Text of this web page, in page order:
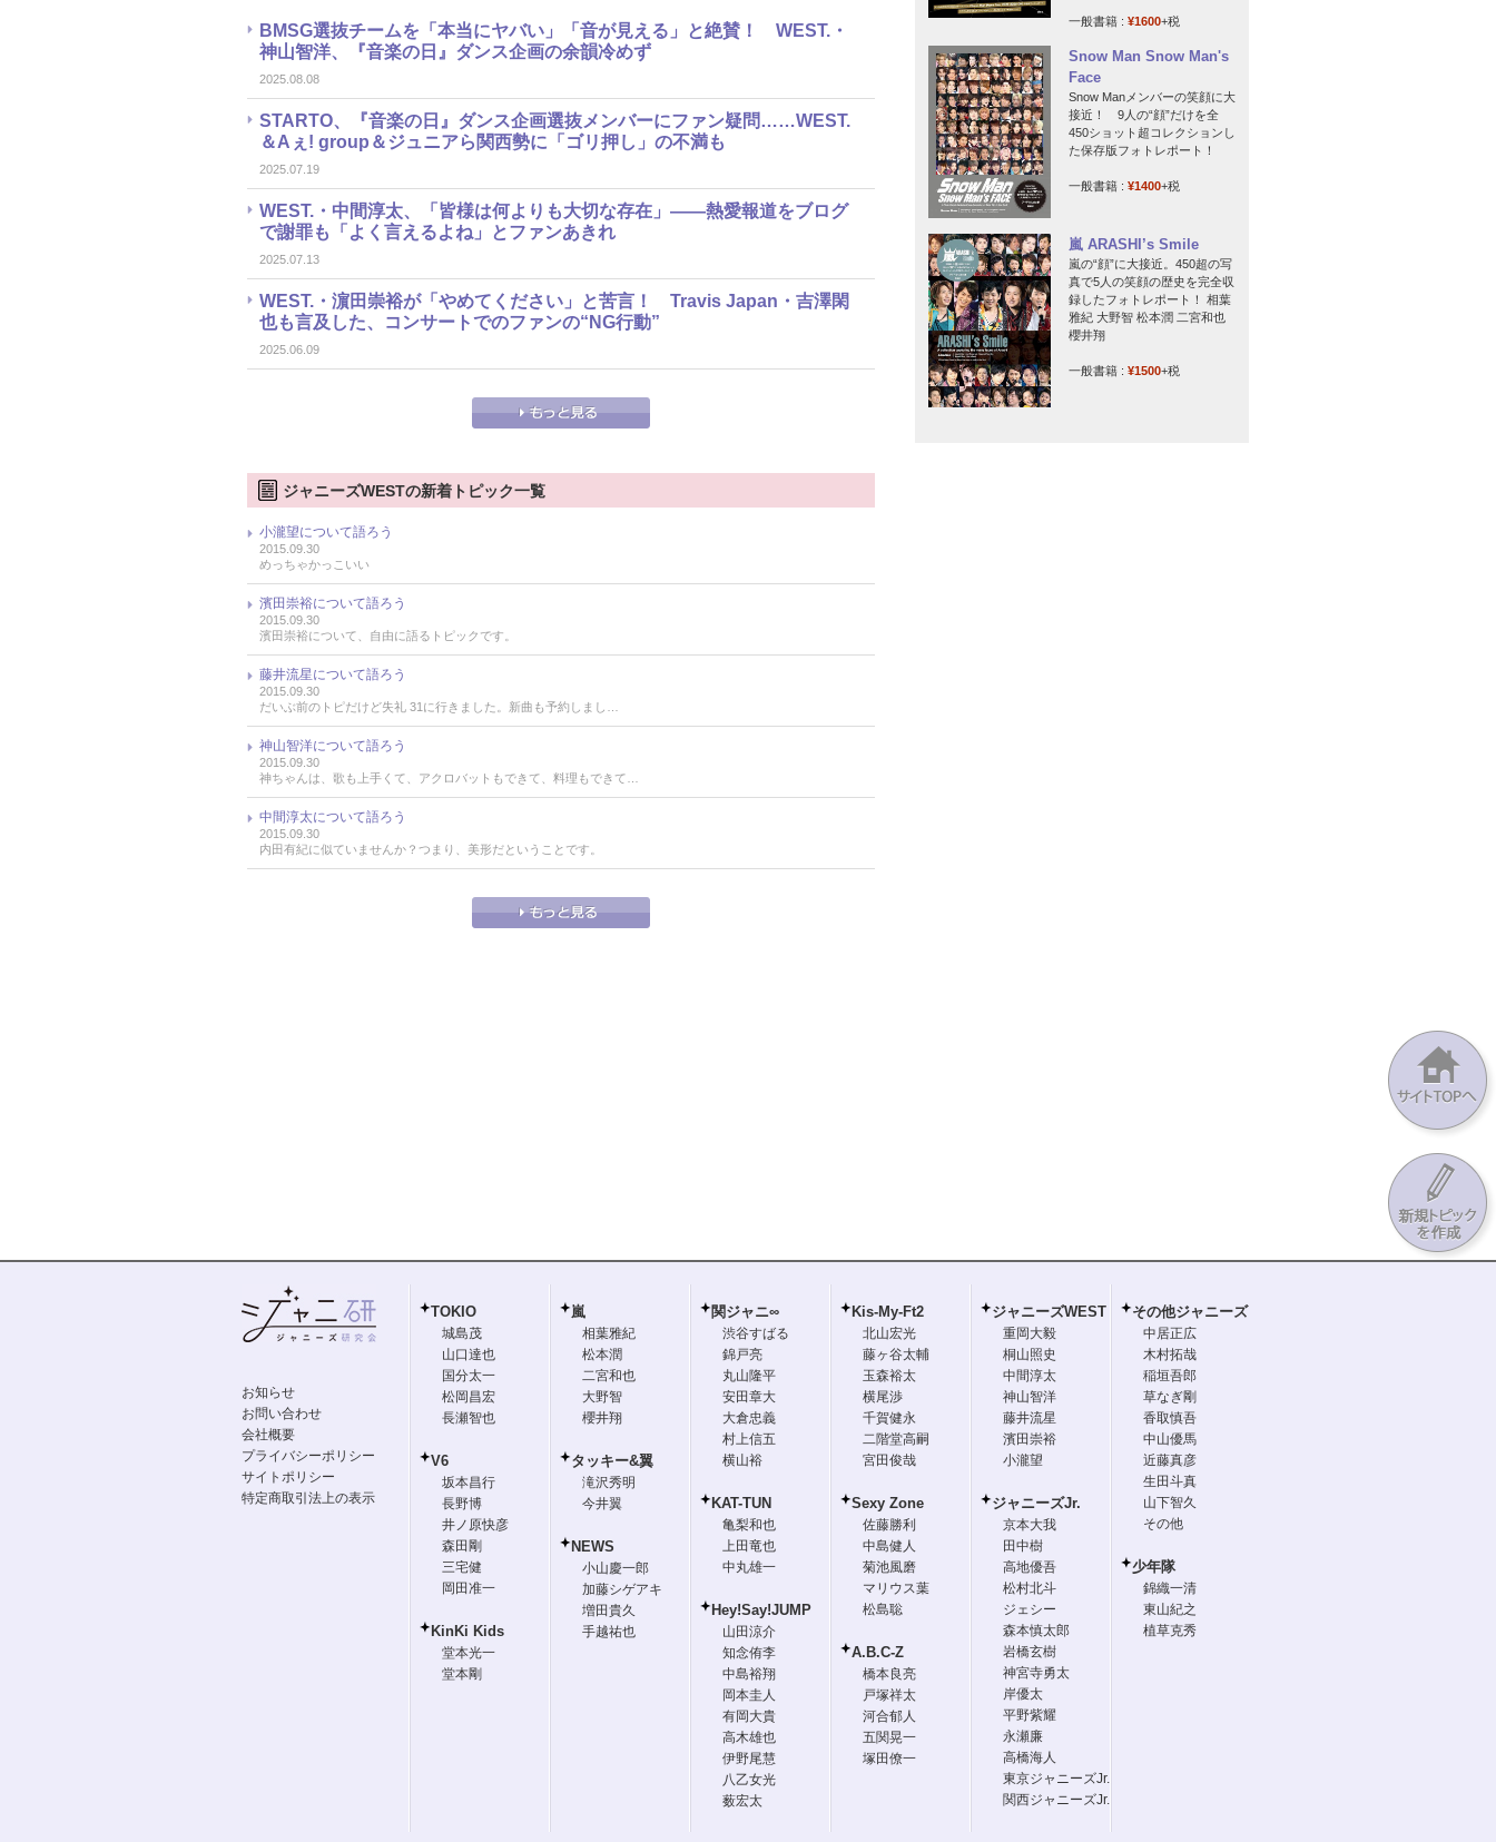
BMSG選抜チームを「本当にヤバい」「音が見える」と絶賛！ WEST.・
神山智洋、『音楽の日』ダンス企画の余韻冷めず
2025.08.08
STARTO、『音楽の日』ダンス企画選抜メンバーにファン疑問……WEST.
＆Aぇ! group＆ジュニアら関西勢に「ゴリ押し」の不満も
2025.07.19
WEST.・中間淳太、「皆様は何よりも大切な存在」――熱愛報道をブログ
で謝罪も「よく言えるよね」とファンあきれ
2025.07.13
WEST.・濵田崇裕が「やめてください」と苦言！ Travis Japan・吉澤閑
也も言及した、コンサートでのファンの“NG行動”
2025.06.09
ジャニーズWESTの新着トピック一覧
小瀧望について語ろう
2015.09.30
めっちゃかっこいい
濱田崇裕について語ろう
2015.09.30
濱田崇裕について、自由に語るトピックです。
藤井流星について語ろう
2015.09.30
だいぶ前のトピだけど失礼 31に行きました。新曲も予約しまし…
神山智洋について語ろう
2015.09.30
神ちゃんは、歌も上手くて、アクロバットもできて、料理もできて…
中間淳太について語ろう
2015.09.30
内田有紀に似ていませんか？つまり、美形だということです。
一般書籍 : ¥1600+税
Snow Man Snow Man's
Face
Snow Manメンバーの笑顔に大
接近！ 9人の“顔”だけを全
450ショット超コレクションし
た保存版フォトレポート！
一般書籍 : ¥1400+税
嵐 ARASHI’s Smile
嵐の“顔”に大接近。450超の写
真で5人の笑顔の歴史を完全収
録したフォトレポート！ 相葉
雅紀 大野智 松本潤 二宮和也
櫻井翔
一般書籍 : ¥1500+税
お知らせ
お問い合わせ
会社概要
プライバシーポリシー
サイトポリシー
特定商取引法上の表示
TOKIO
城島茂
山口達也
国分太一
松岡昌宏
長瀬智也
V6
坂本昌行
長野博
井ノ原快彦
森田剛
三宅健
岡田准一
KinKi Kids
堂本光一
堂本剛
嵐
相葉雅紀
松本潤
二宮和也
大野智
櫻井翔
タッキー&翼
滝沢秀明
今井翼
NEWS
小山慶一郎
加藤シゲアキ
増田貴久
手越祐也
関ジャニ∞
渋谷すばる
錦戸亮
丸山隆平
安田章大
大倉忠義
村上信五
横山裕
KAT-TUN
亀梨和也
上田竜也
中丸雄一
Hey!Say!JUMP
山田涼介
知念侑李
中島裕翔
岡本圭人
有岡大貴
高木雄也
伊野尾慧
八乙女光
薮宏太
Kis-My-Ft2
北山宏光
藤ヶ谷太輔
玉森裕太
横尾渉
千賀健永
二階堂高嗣
宮田俊哉
Sexy Zone
佐藤勝利
中島健人
菊池風磨
マリウス葉
松島聡
A.B.C-Z
橋本良亮
戸塚祥太
河合郁人
五関晃一
塚田僚一
ジャニーズWEST
重岡大毅
桐山照史
中間淳太
神山智洋
藤井流星
濱田崇裕
小瀧望
ジャニーズJr.
京本大我
田中樹
高地優吾
松村北斗
ジェシー
森本慎太郎
岩橋玄樹
神宮寺勇太
岸優太
平野紫耀
永瀬廉
高橋海人
東京ジャニーズJr.
関西ジャニーズJr.
その他ジャニーズ
中居正広
木村拓哉
稲垣吾郎
草なぎ剛
香取慎吾
中山優馬
近藤真彦
生田斗真
山下智久
その他
少年隊
錦織一清
東山紀之
植草克秀